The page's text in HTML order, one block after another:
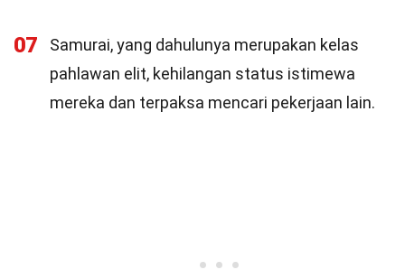
07
Samurai, yang dahulunya merupakan kelas
pahlawan elit, kehilangan status istimewa
mereka dan terpaksa mencari pekerjaan lain.